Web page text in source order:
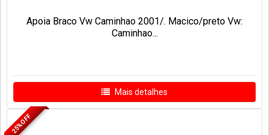
Apoia Braco Vw Caminhao 2001/. Macico/preto Vw:
Caminhao...
Mais detalhes
25% OFF